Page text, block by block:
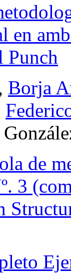
en
Punch
Borja
de
3